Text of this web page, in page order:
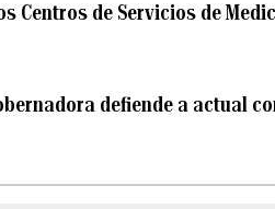
Centros de Servicios de
defiende a actual